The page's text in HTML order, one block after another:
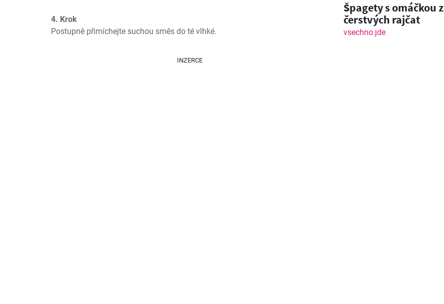
4. Krok
Postupně přimíchejte suchou směs do té vlhké.
INZERCE
Špagety s omáčkou z
čerstvých rajčat
vsechno.jde